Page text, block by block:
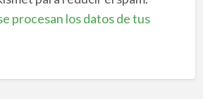
procesan los datos de tus